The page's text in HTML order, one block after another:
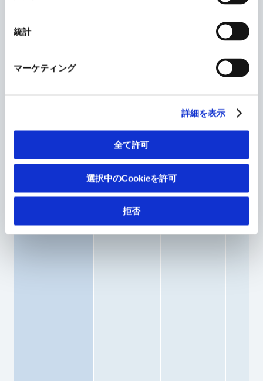
統計
マーケティング
詳細を表示
全て許可
選択中のCookieを許可
拒否
開示）
域